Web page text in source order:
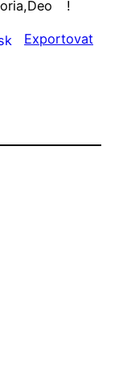
oria,Deo
!
Exportovat